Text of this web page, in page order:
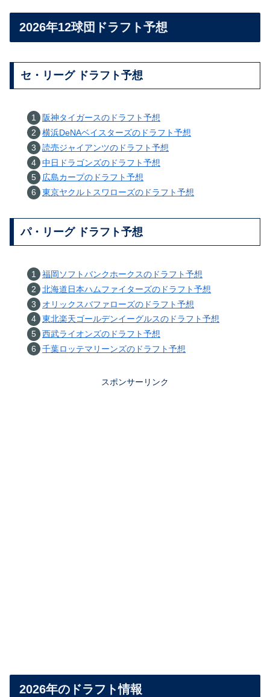
2026年12球団ドラフト予想
セ・リーグ ドラフト予想
阪神タイガースのドラフト予想
横浜DeNAベイスターズのドラフト予想
読売ジャイアンツのドラフト予想
中日ドラゴンズのドラフト予想
広島カープのドラフト予想
東京ヤクルトスワローズのドラフト予想
パ・リーグ ドラフト予想
福岡ソフトバンクホークスのドラフト予想
北海道日本ハムファイターズのドラフト予想
オリックスバファローズのドラフト予想
東北楽天ゴールデンイーグルスのドラフト予想
西武ライオンズのドラフト予想
千葉ロッテマリーンズのドラフト予想
スポンサーリンク
2026年のドラフト情報